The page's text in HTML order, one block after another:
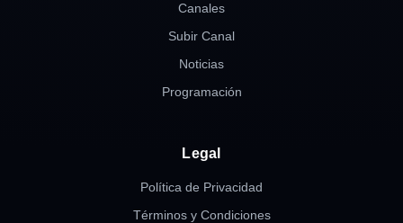
Canales
Subir Canal
Noticias
Programación
Legal
Política de Privacidad
Términos y Condiciones